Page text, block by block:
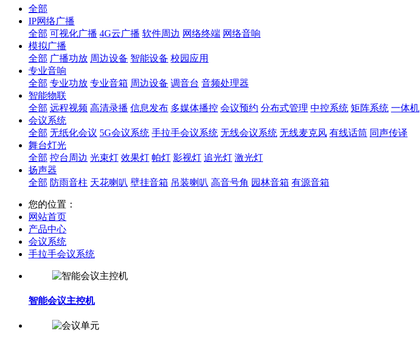
全部
IP网络广播
全部 可视化广播 4G云广播 软件周边 网络终端 网络音响
模拟广播
全部 广播功放 周边设备 智能设备 校园应用
专业音响
全部 专业功放 专业音箱 周边设备 调音台 音频处理器
智能物联
全部 远程视频 高清录播 信息发布 多媒体播控 会议预约 分布式管理 中控系统 矩阵系统 一体机
会议系统
全部 无纸化会议 5G会议系统 手拉手会议系统 无线会议系统 无线麦克风 有线话筒 同声传译
舞台灯光
全部 控台周边 光束灯 效果灯 帕灯 影视灯 追光灯 激光灯
扬声器
全部 防雨音柱 天花喇叭 壁挂音箱 吊装喇叭 高音号角 园林音箱 有源音箱
您的位置：
网站首页
产品中心
会议系统
手拉手会议系统
智能会议主控机